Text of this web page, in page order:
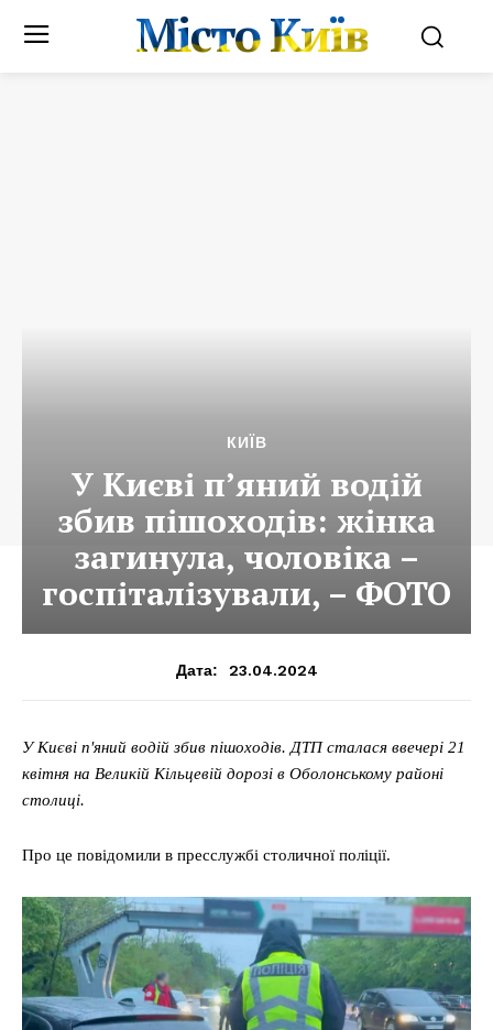
Місто Київ
КИЇВ
У Києві п’яний водій
збив пішоходів: жінка
загинула, чоловіка –
госпіталізували, – ФОТО
Дата: 23.04.2024
У Києві п'яний водій збив пішоходів. ДТП сталася ввечері 21
квітня на Великій Кільцевій дорозі в Оболонському районі
столиці.
Про це повідомили в пресслужбі столичної поліції.